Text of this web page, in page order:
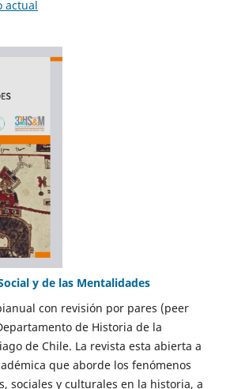
actual
y de las Mentalidades
con revisión por pares (peer
de Historia de la
de Chile. La revista esta abierta a
que aborde los fenómenos
sociales y culturales en la historia, a